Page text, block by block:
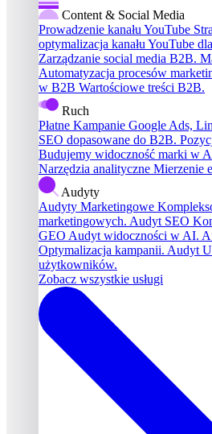
Content & Social Media
Prowadzenie kanału YouTube
optymalizacja kanału YouTube
Zarządzanie social media B2B.
Automatyzacja procesów
w B2B Wartościowe treści B2B.
Ruch
Płatne Kampanie Google Ads,
SEO dopasowane do B2B.
Budujemy widoczność marki w
Narzędzia analityczne Mierzenie
Audyty
Audyty Marketingowe
marketingowych. Audyt SEO
GEO Audyt widoczności w AI.
Optymalizacja kampanii. Audyt
użytkowników.
Zobacz wszystkie usługi